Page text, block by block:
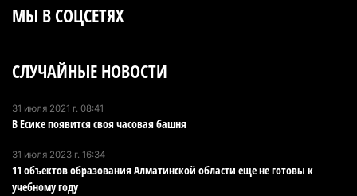
в Алматинской области
Казахстан стал лидером Центральной Азии в
5 августа 2026 г. 13:55
топлива для самолетов: пилотный проект
запустят в Алатау
МЫ В СОЦСЕТЯХ
СЛУЧАЙНЫЕ НОВОСТИ
31 июля 2021 г. 08:41
В Есике появится своя часовая башня
31 июля 2023 г. 16:34
11 объектов образования Алматинской области еще не готовы к
учебному году